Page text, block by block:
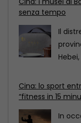
“fitness in 15
In
come
Cina: il Festival
terrazzate del
Al